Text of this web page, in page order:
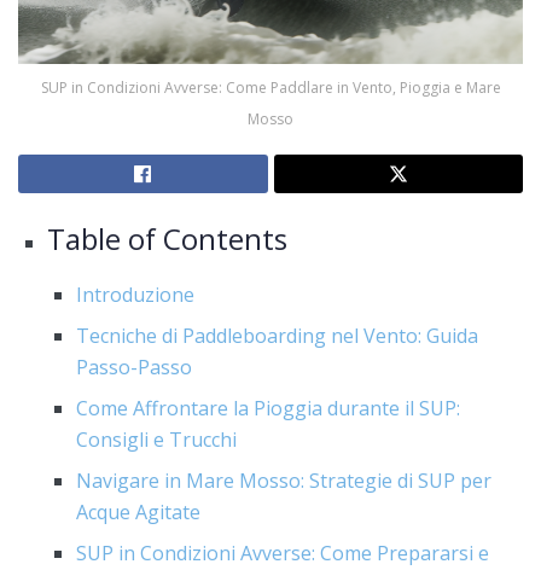
SUP in Condizioni Avverse: Come Paddlare in Vento, Pioggia e Mare
Mosso
Table of Contents
Introduzione
Tecniche di Paddleboarding nel Vento: Guida
Passo-Passo
Come Affrontare la Pioggia durante il SUP:
Consigli e Trucchi
Navigare in Mare Mosso: Strategie di SUP per
Acque Agitate
SUP in Condizioni Avverse: Come Prepararsi e